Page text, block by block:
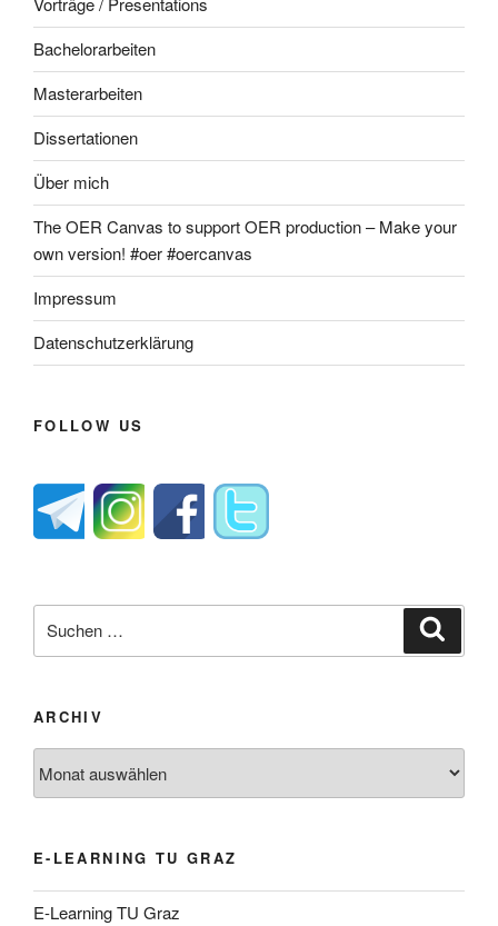
Bachelorarbeiten
Masterarbeiten
Dissertationen
Über mich
The OER Canvas to support OER production – Make your
own version! #oer #oercanvas
Impressum
Datenschutzerklärung
FOLLOW US
nach:
ARCHIV
E-LEARNING TU GRAZ
E-Learning TU Graz